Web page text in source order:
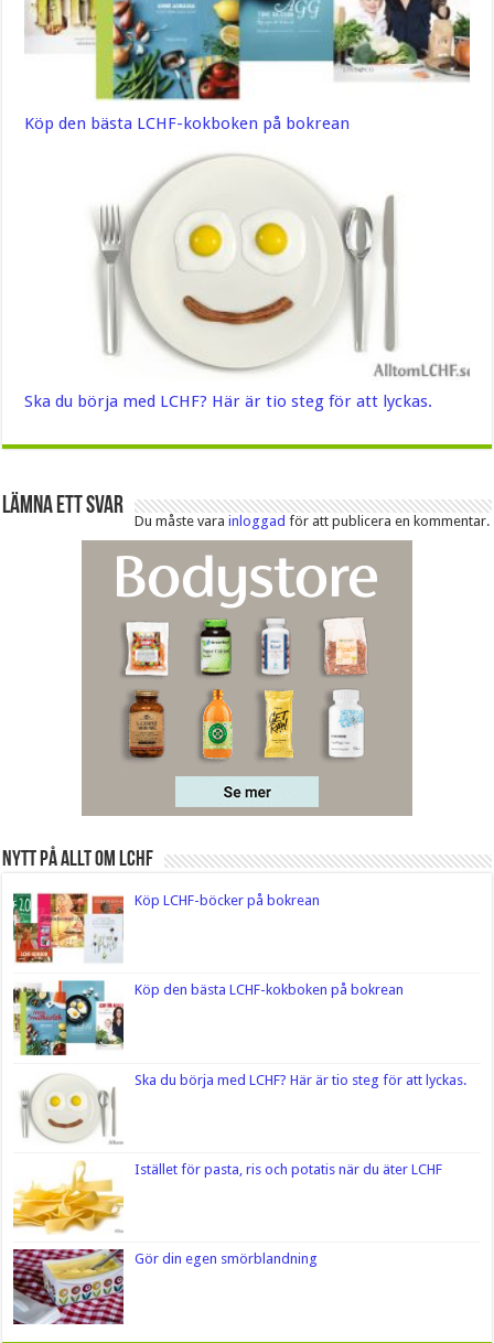
Köp den bästa LCHF-kokboken på bokrean
Ska du börja med LCHF? Här är tio steg för att lyckas.
Lämna ett svar
Du måste varainloggad för att publicera en kommentar.
Nytt på Allt om LCHF
Köp LCHF-böcker på bokrean
Köp den bästa LCHF-kokboken på bokrean
Ska du börja med LCHF? Här är tio steg för att lyckas.
Istället för pasta, ris och potatis när du äter LCHF
Gör din egen smörblandning